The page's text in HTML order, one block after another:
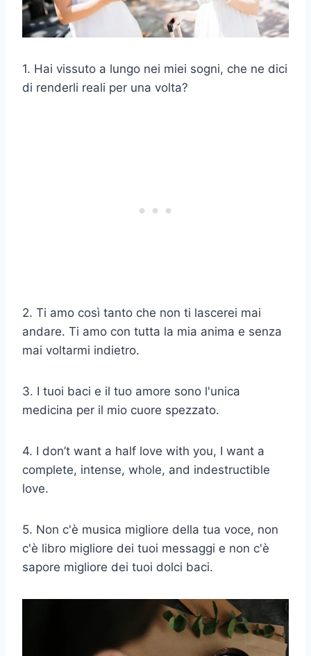
1. Hai vissuto a lungo nei miei sogni, che ne dici
di renderli reali per una volta?
2. Ti amo così tanto che non ti lascerei mai
andare. Ti amo con tutta la mia anima e senza
mai voltarmi indietro.
3. I tuoi baci e il tuo amore sono l'unica
medicina per il mio cuore spezzato.
4. I don’t want a half love with you, I want a
complete, intense, whole, and indestructible
love.
5. Non c'è musica migliore della tua voce, non
c'è libro migliore dei tuoi messaggi e non c'è
sapore migliore dei tuoi dolci baci.